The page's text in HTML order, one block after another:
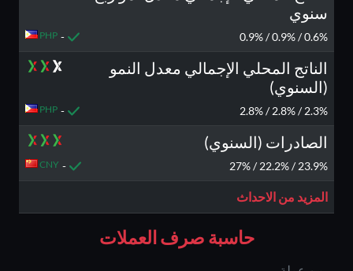
سنوي
0.6% / 0.9% / 0.9%
-
PHP
الناتج المحلي الإجمالي معدل النمو
(السنوي)
2.3% / 2.8% / 2.8%
-
PHP
الصادرات (السنوي)
23.9% / 22.2% / 27%
-
CNY
المزيد من الاحداث
حاسبة صرف العملات